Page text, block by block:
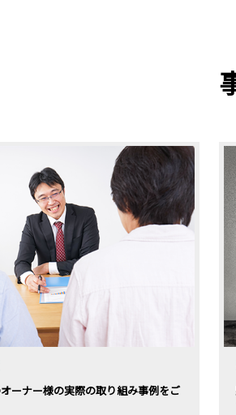
ーナー様の実際の取り組み事例をご